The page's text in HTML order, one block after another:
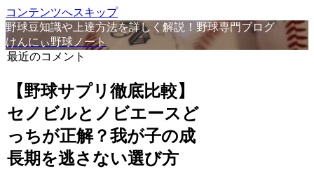
コンテンツへスキップ
野球豆知識や上達方法を詳しく解説！野球専門ブログ
けんにぃ野球ノート
最近のコメント
【野球サプリ徹底比較】
セノビルとノビエースど
っちが正解？我が子の成
長期を逃さない選び方